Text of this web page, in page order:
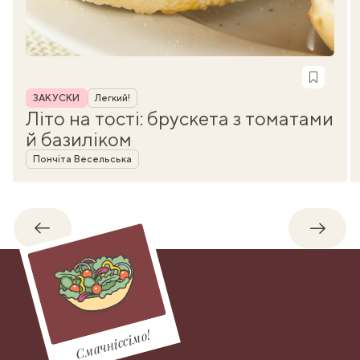
Рубрика
ЗАКУСКИ Легкий!
Літо на тості: брускета з томатами
й базиліком
Автор
Пончіта Весельська
Назад
Смачніссімо!